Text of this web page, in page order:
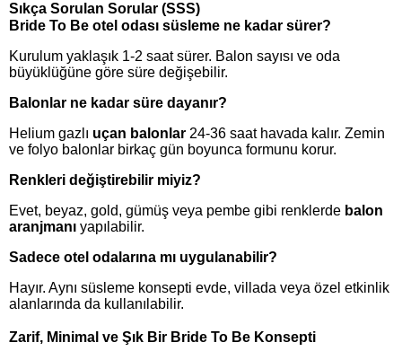
Sıkça Sorulan Sorular (SSS)
Bride To Be otel odası süsleme ne kadar sürer?
Kurulum yaklaşık 1-2 saat sürer. Balon sayısı ve oda
büyüklüğüne göre süre değişebilir.
Balonlar ne kadar süre dayanır?
Helium gazlı uçan balonlar 24-36 saat havada kalır. Zemin
ve folyo balonlar birkaç gün boyunca formunu korur.
Renkleri değiştirebilir miyiz?
Evet, beyaz, gold, gümüş veya pembe gibi renklerde balon
aranjmanı yapılabilir.
Sadece otel odalarına mı uygulanabilir?
Hayır. Aynı süsleme konsepti evde, villada veya özel etkinlik
alanlarında da kullanılabilir.
Zarif, Minimal ve Şık Bir Bride To Be Konsepti